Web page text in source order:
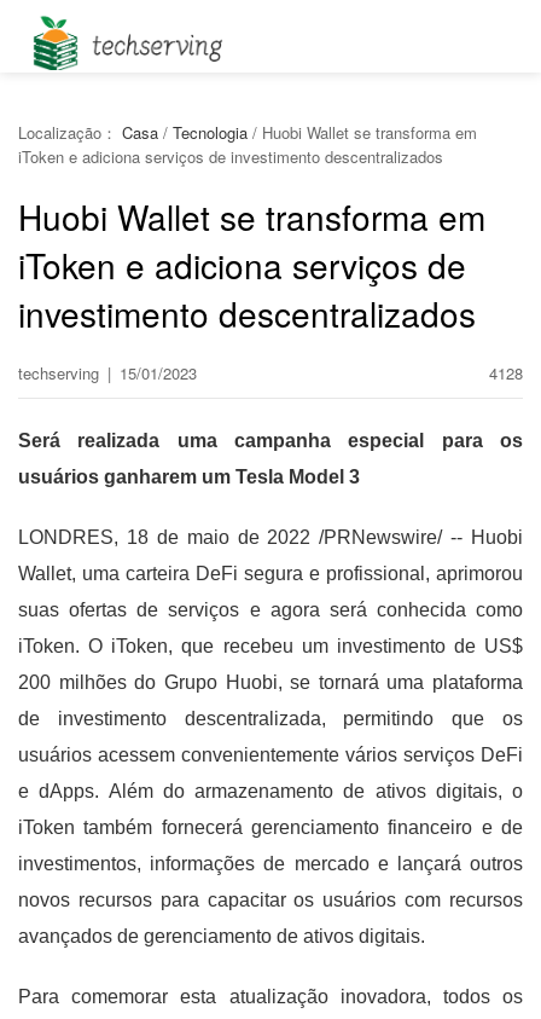
Localização： Casa / Tecnologia / Huobi Wallet se transforma em
iToken e adiciona serviços de investimento descentralizados
Huobi Wallet se transforma em
iToken e adiciona serviços de
investimento descentralizados
techserving | 15/01/2023 4128
Será realizada uma campanha especial para os
usuários ganharem um Tesla Model 3
LONDRES, 18 de maio de 2022 /PRNewswire/ -- Huobi
Wallet, uma carteira DeFi segura e profissional, aprimorou
suas ofertas de serviços e agora será conhecida como
iToken. O iToken, que recebeu um investimento de US$
200 milhões do Grupo Huobi, se tornará uma plataforma
de investimento descentralizada, permitindo que os
usuários acessem convenientemente vários serviços DeFi
e dApps. Além do armazenamento de ativos digitais, o
iToken também fornecerá gerenciamento financeiro e de
investimentos, informações de mercado e lançará outros
novos recursos para capacitar os usuários com recursos
avançados de gerenciamento de ativos digitais.
Para comemorar esta atualização inovadora, todos os